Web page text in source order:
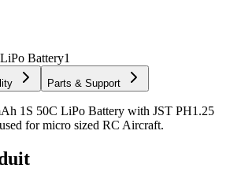
Battery1
Parts & Support
1S 50C LiPo Battery with JST PH1.25
for micro sized RC Aircraft.